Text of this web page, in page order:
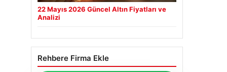
22 Mayıs 2026 Güncel Altın Fiyatları ve
Analizi
Rehbere Firma Ekle